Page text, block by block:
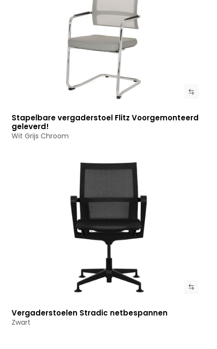
Bekijk product
Stapelbare vergaderstoel Flitz Voorgemonteerd
geleverd!
Wit Grijs Chroom
Bekijk product
Vergaderstoelen Stradic netbespannen
Zwart